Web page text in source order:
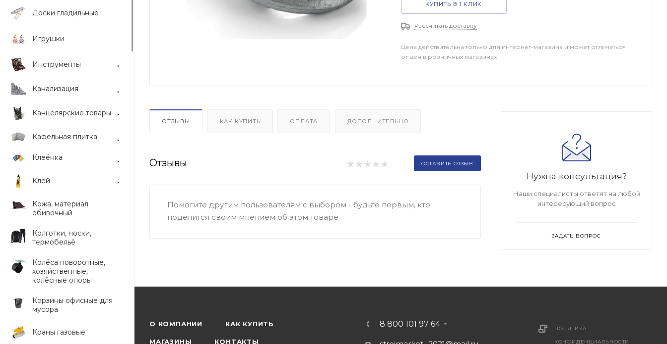
Доски гладильные
Игрушки
Инструменты
Канализация
Канцелярские товары
Кафельная плитка
Клеёнка
Клей
Кожа, материал
обивочный
Колготки, носки,
термобельё
Колёса поворотные,
хозяйственные,
колёсные опоры
Корзины офисные для
мусора
Краны газовые
КУПИТЬ В 1 КЛИК
Рассчитать доставку
Цена действительна только для интернет-магазина и может отличаться
от цен в розничных магазинах
ОТЗЫВЫ КАК КУПИТЬ ОПЛАТА ДОПОЛНИТЕЛЬНО
Отзывы ОСТАВИТЬ ОТЗЫВ
Помогите другим пользователям с выбором - будьте первым, кто
поделится своим мнением об этом товаре
Нужна консультация?
Наши специалисты ответят на любой
интересующий вопрос
ЗАДАТЬ ВОПРОС
О КОМПАНИИ КАК КУПИТЬ
МАГАЗИНЫ КОНТАКТЫ
8 800 101 97 64 ПОЛИТИКА
КОНФИДЕНЦИАЛЬНОСТИ